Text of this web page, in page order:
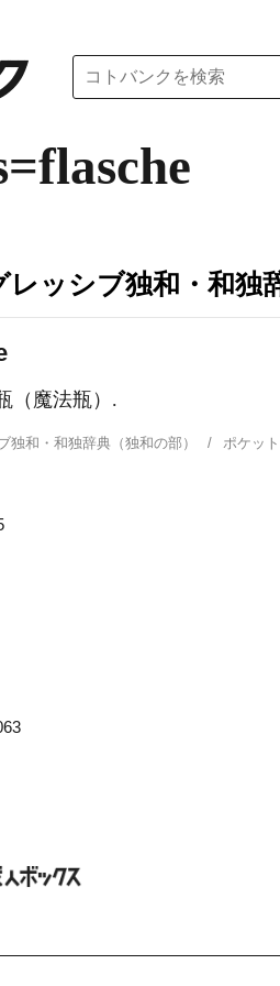
ッシブ独和・和独
（魔法瓶）.
独和・和独辞典（独和の部） ポケッ